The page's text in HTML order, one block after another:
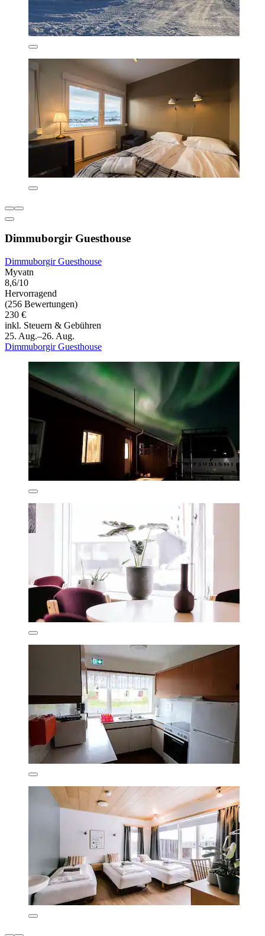
Dimmuborgir Guesthouse
Dimmuborgir Guesthouse
Myvatn
8,6/10
Hervorragend
(256 Bewertungen)
230 €
inkl. Steuern & Gebühren
25. Aug.–26. Aug.
Dimmuborgir Guesthouse